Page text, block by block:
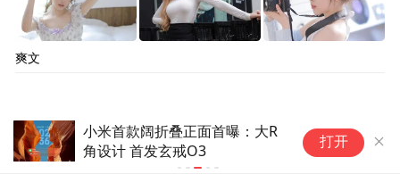
小米首款阔折叠正面首曝：大R
角设计 首发玄戒O3
打开
爽文